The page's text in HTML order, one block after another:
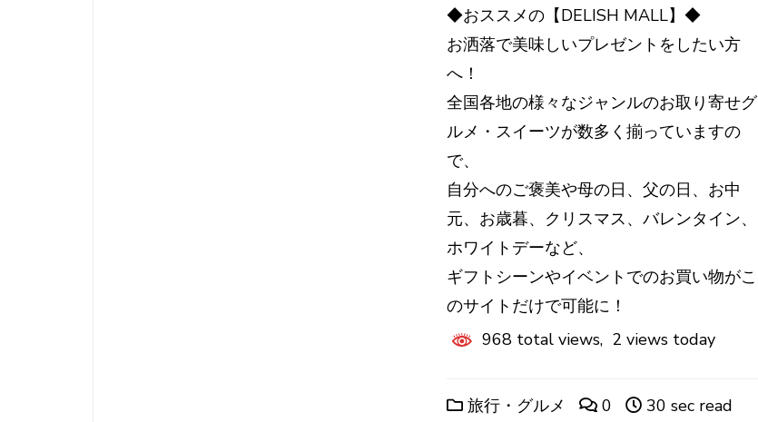
◆おススメの【DELISH MALL】◆
お洒落で美味しいプレゼントをしたい方
へ！
全国各地の様々なジャンルのお取り寄せグ
ルメ・スイーツが数多く揃っていますの
で、
自分へのご褒美や母の日、父の日、お中
元、お歳暮、クリスマス、バレンタイン、
ホワイトデーなど、
ギフトシーンやイベントでのお買い物がこ
のサイトだけで可能に！
968 total views, 2 views today
旅行・グルメ 0 30 sec read